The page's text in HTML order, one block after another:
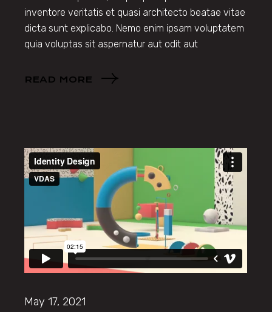
inventore veritatis et quasi architecto beatae vitae
dicta sunt explicabo. Nemo enim ipsam voluptatem
quia voluptas sit aspernatur aut odit aut
READ MORE
May 17, 2021